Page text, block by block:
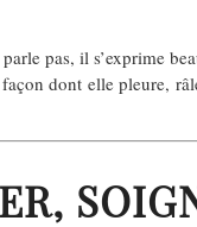
pas, il s’exprime
dont elle pleure,